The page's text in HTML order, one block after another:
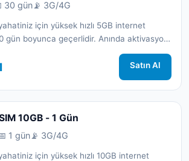
30 gün📡 3G/4G
için yüksek hızlı 5GB internet
gün boyunca geçerlidir. Anında aktivasyon
Satın Al
10GB - 1 Gün
1 gün📡 3G/4G
için yüksek hızlı 10GB internet